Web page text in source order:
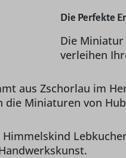
Die Perfekte
Die
verleihen
aus Zschorlau im
die Miniaturen von